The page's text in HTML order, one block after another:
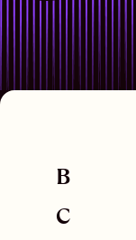
B
C